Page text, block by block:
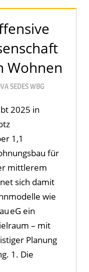
Wohnen
SEDES WBG
2025 in
1,1
für
mittlerem
sich damit
wie
eG ein
– mit
Planung
1. Die